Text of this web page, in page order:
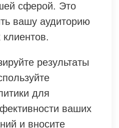
сферой. Это
вашу аудиторию
результаты
для
ваших
и вносите